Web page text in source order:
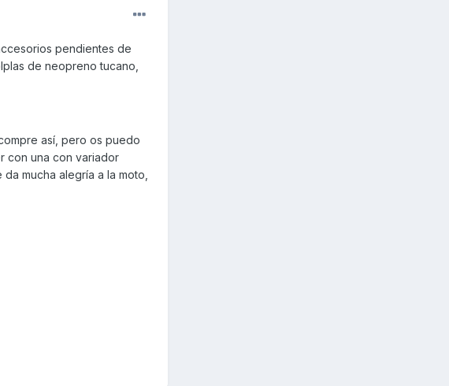
pendientes de
de neopreno tucano,
así, pero os puedo
con una con variador
mucha alegría a la moto,